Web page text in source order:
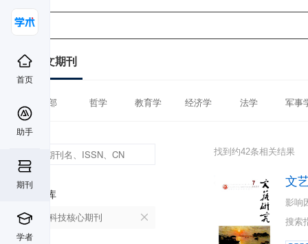
首页
助手
期刊
学者
中文期刊
全部 哲学 教育学 经济学 法学 军事
数据库
中国科技核心期刊
找到约42条相关结果
文
影响
搜索